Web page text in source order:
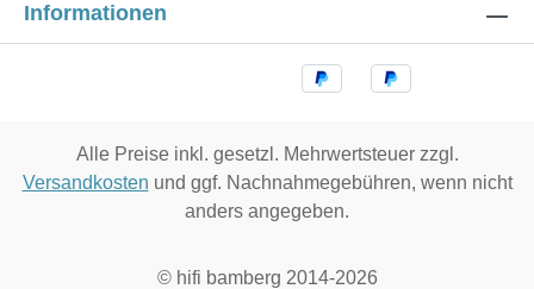
Informationen
Alle Preise inkl. gesetzl. Mehrwertsteuer zzgl.
Versandkosten und ggf. Nachnahmegebühren, wenn nicht
anders angegeben.
© hifi bamberg 2014-2026